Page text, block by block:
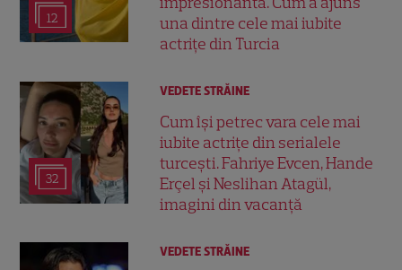
12
una dintre cele mai iubite
actrițe din Turcia
32
VEDETE STRĂINE
Cum își petrec vara cele mai
iubite actrițe din serialele
turcești. Fahriye Evcen, Hande
Erçel și Neslihan Atagül,
imagini din vacanță
VEDETE STRĂINE